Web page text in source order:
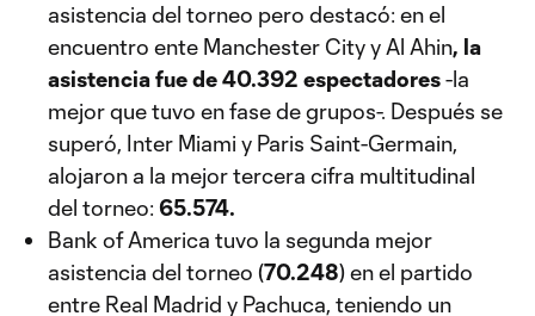
asistencia del torneo pero destacó: en el
encuentro ente Manchester City y Al Ahin, la
asistencia fue de 40.392 espectadores-la
mejor que tuvo en fase de grupos-. Después se
superó, Inter Miami y Paris Saint-Germain,
alojaron a la mejor tercera cifra multitudinal
del torneo: 65.574.
Bank of America tuvo la segunda mejor
asistencia del torneo (70.248) en el partido
entre Real Madrid y Pachuca, teniendo un